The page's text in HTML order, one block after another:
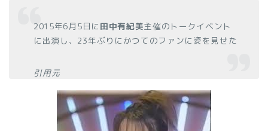
2015年6月5日に 田中有紀美主催のトークイベント
に出演し、23年ぶりにかつてのファンに姿を見せた
引用元